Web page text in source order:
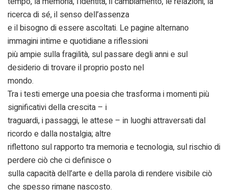
ricerca di sé, il senso dell’assenza
e il bisogno di essere ascoltati. Le pagine alternano
immagini intime e quotidiane a riflessioni
più ampie sulla fragilità, sul passare degli anni e sul
desiderio di trovare il proprio posto nel
mondo.
Tra i testi emerge una poesia che trasforma i momenti più
significativi della crescita – i
traguardi, i passaggi, le attese – in luoghi attraversati dal
ricordo e dalla nostalgia; altre
riflettono sul rapporto tra memoria e tecnologia, sul rischio di
perdere ciò che ci definisce o
sulla capacità dell’arte e della parola di rendere visibile ciò
che spesso rimane nascosto.